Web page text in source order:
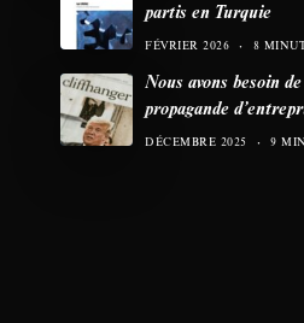
partis en Turquie
FÉVRIER 2026 8
Nous avons besoin
propagande
DÉCEMBRE 2025 9